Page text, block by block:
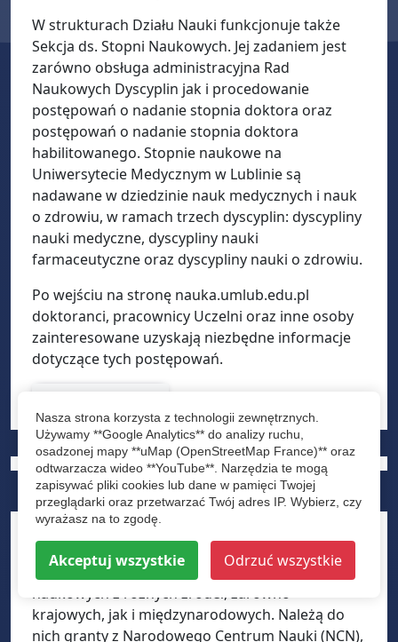
W strukturach Działu Nauki funkcjonuje także
Sekcja ds. Stopni Naukowych. Jej zadaniem jest
zarówno obsługa administracyjna Rad
Naukowych Dyscyplin jak i procedowanie
postępowań o nadanie stopnia doktora oraz
postępowań o nadanie stopnia doktora
habilitowanego. Stopnie naukowe na
Uniwersytecie Medycznym w Lublinie są
nadawane w dziedzinie nauk medycznych i nauk
o zdrowiu, w ramach trzech dyscyplin: dyscypliny
nauki medyczne, dyscypliny nauki
farmaceutyczne oraz dyscypliny nauki o zdrowiu.
Po wejściu na stronę nauka.umlub.edu.pl
doktoranci, pracownicy Uczelni oraz inne osoby
zainteresowane uzyskają niezbędne informacje
dotyczące tych postępowań.
PROJEKTY
Uniwersytet Medyczny w Lublinie regularnie
pozyskuje fundusze na prowadzenie badań
naukowych z różnych źródeł, zarówno
krajowych, jak i międzynarodowych. Należą do
nich granty z Narodowego Centrum Nauki (NCN),
Nasza strona korzysta z technologii zewnętrznych.
Używamy **Google Analytics** do analizy ruchu,
osadzonej mapy **uMap (OpenStreetMap France)** oraz
odtwarzacza wideo **YouTube**. Narzędzia te mogą
zapisywać pliki cookies lub dane w pamięci Twojej
przeglądarki oraz przetwarzać Twój adres IP. Wybierz, czy
wyrażasz na to zgodę.
Akceptuj wszystkie Odrzuć wszystkie